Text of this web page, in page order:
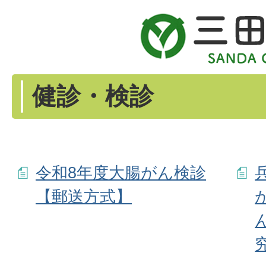
健診・検診
令和8年度大腸がん検診
【郵送方式】